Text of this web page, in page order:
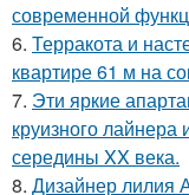
современной
6. Терракота и
квартире 61 м на
7. Эти яркие
круизного лайнера
середины XX века.
8. Дизайнер лилия